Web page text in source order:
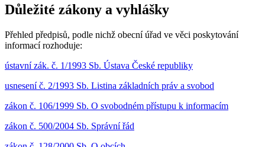
Důležité zákony a vyhlášky
Přehled předpisů, podle nichž obecní úřad ve věci poskytování
informací rozhoduje:
ústavní zák. č. 1/1993 Sb. Ústava České republiky
usnesení č. 2/1993 Sb. Listina základních práv a svobod
zákon č. 106/1999 Sb. O svobodném přístupu k informacím
zákon č. 500/2004 Sb. Správní řád